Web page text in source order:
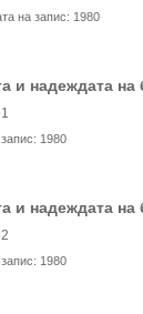
на запис: 1980
и надеждата
1980
и надеждата
1980